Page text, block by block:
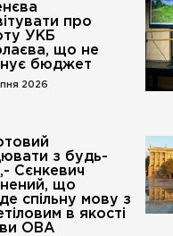
про
УКБ
що не
бюджет
2026
з будь-
Сєнкевич
що
спільну мову з
в якості
ОВА